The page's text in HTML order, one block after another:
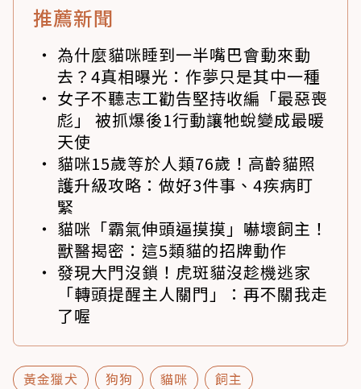
推薦新聞
為什麼貓咪睡到一半嘴巴會動來動
去？4真相曝光：作夢只是其中一種
女子不聽志工勸告堅持收編「最惡喪
彪」 被抓爆後1行動讓牠蛻變成最暖
天使
貓咪15歲等於人類76歲！高齡貓照
護升級攻略：做好3件事、4疾病盯
緊
貓咪「霸氣伸頭逼摸摸」嚇壞飼主！
獸醫揭密：這5類貓的招牌動作
發現大門沒鎖！虎斑貓沒趁機逃家
「轉頭提醒主人關門」：再不關我走
了喔
黃金獵犬 狗狗 貓咪 飼主